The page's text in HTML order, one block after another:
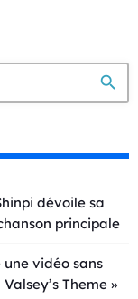
search
dévoile sa
principale
une vidéo sans
Theme »